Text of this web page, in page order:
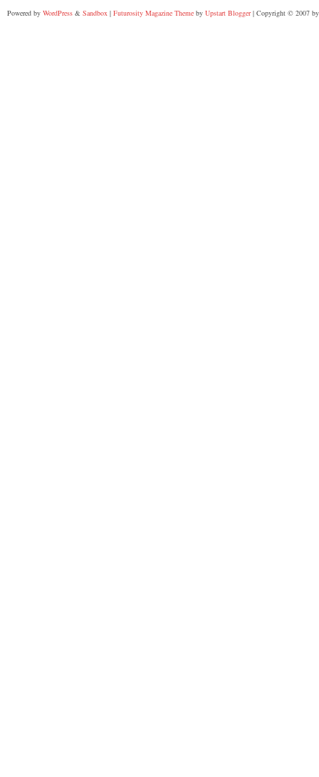
Powered by WordPress & Sandbox | Futurosity Magazine Theme by Upstart Blogger| Copyright © 2007 by